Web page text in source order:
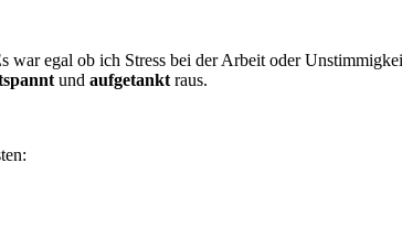
war egal ob ich Stress bei der Arbeit oder
und aufgetankt raus.